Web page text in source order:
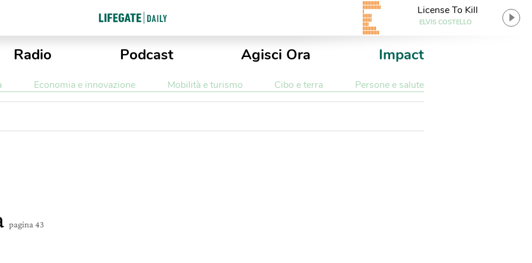
License To Kill
ELVIS COSTELLO
Radio Podcast Agisci Ora Impact
Economia e innovazione Mobilità e turismo Cibo e terra Persone e salute
pagina 43